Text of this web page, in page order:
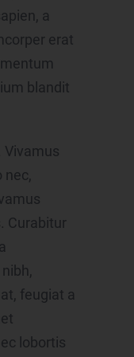
a
erat
blandit
Vivamus
nec,
Curabitur
feugiat a
lobortis
Person
informierter Weise
Handlung, mit
der